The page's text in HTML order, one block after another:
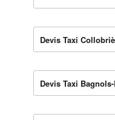
Devis Taxi
Devis Taxi